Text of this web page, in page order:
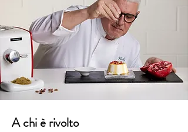
A chi è rivolto